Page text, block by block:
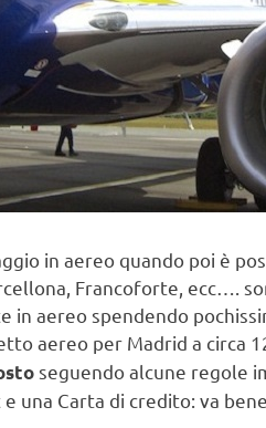
in aereo quando poi è
Francoforte, ecc….
aereo spendendo
aereo per Madrid a circa
seguendo alcune regole
una Carta di credito: va